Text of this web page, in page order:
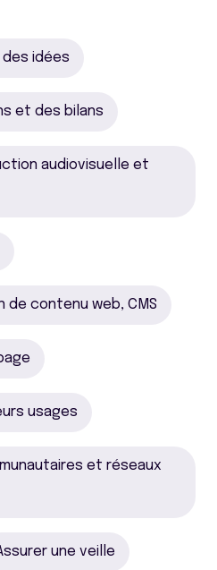
idées
et des bilans
audiovisuelle et
de contenu web, CMS
usages
et réseaux
une veille